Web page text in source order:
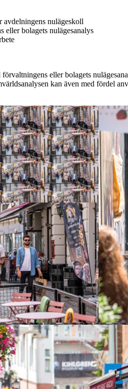
avdelningens nulägeskoll
eller bolagets nulägesanalys
eller bolagets
kan även med fördel